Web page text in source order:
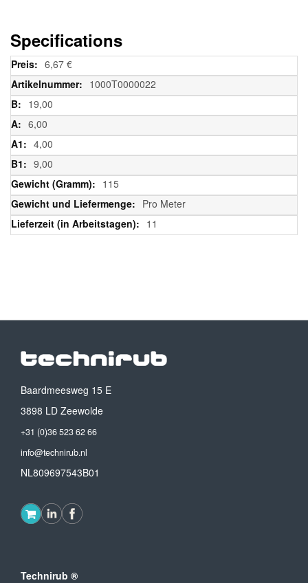
Specifications
Weitere
Informationen
6,67 €
1000T0000022
19,00
6,00
4,00
9,00
115
Pro Meter
11
Baardmeesweg 15 E
3898 LD Zeewolde
+31 (0)36 523 62 66
info@technirub.nl
NL809697543B01
Technirub ®